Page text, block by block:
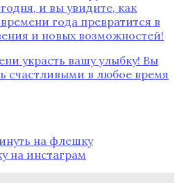
и вы увидите, как
года превратится в
и новых возможностей!
украсть вашу улыбку! Вы
счастливыми в любое время
на флешку
на инстаграм